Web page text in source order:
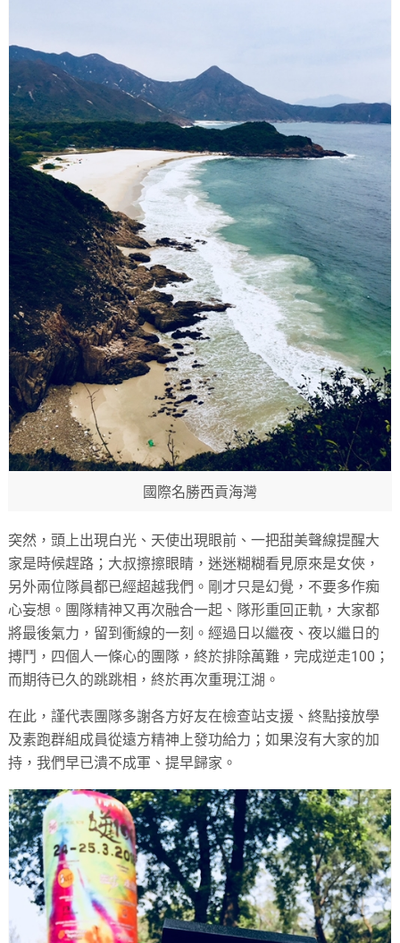
國際名勝西貢海灣
突然，頭上出現白光、天使出現眼前、一把甜美聲線提醒大
家是時候趕路；大叔擦擦眼睛，迷迷糊糊看見原來是女俠，
另外兩位隊員都已經超越我們。剛才只是幻覺，不要多作痴
心妄想。團隊精神又再次融合一起、隊形重回正軌，大家都
將最後氣力，留到衝線的一刻。經過日以繼夜、夜以繼日的
搏鬥，四個人一條心的團隊，終於排除萬難，完成逆走100；
而期待已久的跳跳相，終於再次重現江湖。
在此，謹代表團隊多謝各方好友在檢查站支援、終點接放學
及素跑群組成員從遠方精神上發功給力；如果沒有大家的加
持，我們早已潰不成軍、提早歸家。